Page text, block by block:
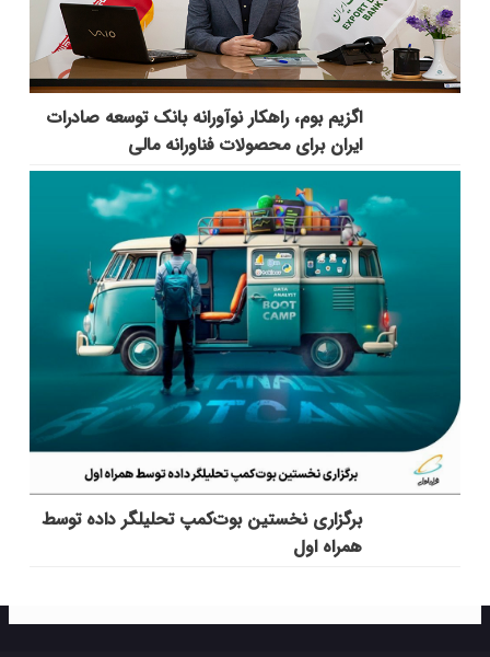
اگزیم بوم، راهکار نوآورانه بانک توسعه صادرات
ایران برای محصولات فناورانه مالی
برگزاری نخستین بوت‌کمپ تحلیلگر داده توسط
همراه اول